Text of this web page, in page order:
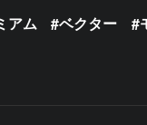
アム ベクター